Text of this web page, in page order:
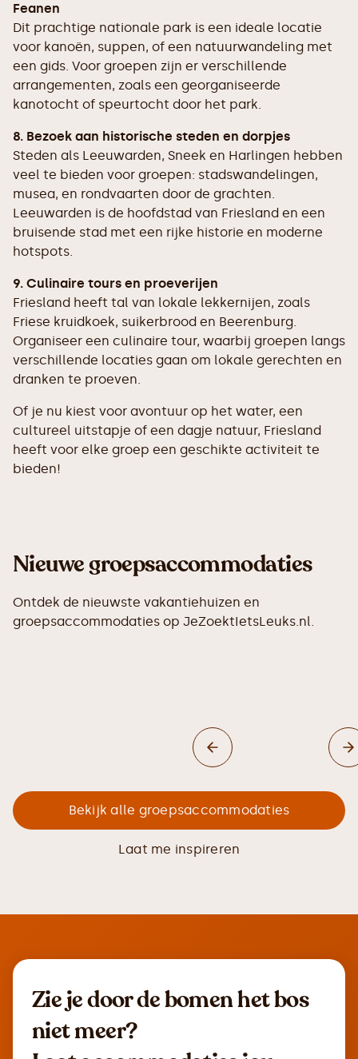
Feanen
Dit prachtige nationale park is een ideale locatie
voor kanoën, suppen, of een natuurwandeling met
een gids. Voor groepen zijn er verschillende
arrangementen, zoals een georganiseerde
kanotocht of speurtocht door het park.
8. Bezoek aan historische steden en dorpjes
Steden als Leeuwarden, Sneek en Harlingen hebben
veel te bieden voor groepen: stadswandelingen,
musea, en rondvaarten door de grachten.
Leeuwarden is de hoofdstad van Friesland en een
bruisende stad met een rijke historie en moderne
hotspots.
9. Culinaire tours en proeverijen
Friesland heeft tal van lokale lekkernijen, zoals
Friese kruidkoek, suikerbrood en Beerenburg.
Organiseer een culinaire tour, waarbij groepen langs
verschillende locaties gaan om lokale gerechten en
dranken te proeven.
Of je nu kiest voor avontuur op het water, een
cultureel uitstapje of een dagje natuur, Friesland
heeft voor elke groep een geschikte activiteit te
bieden!
Nieuwe groepsaccommodaties
Ontdek de nieuwste vakantiehuizen en
groepsaccommodaties op JeZoektIetsLeuks.nl.
Bekijk alle groepsaccommodaties
Laat me inspireren
Zie je door de bomen het bos
niet meer?